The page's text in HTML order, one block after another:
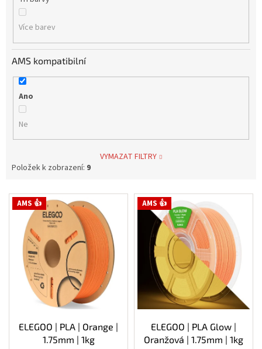
Více barev
AMS kompatibilní
Ano
Ne
VYMAZAT FILTRY
Položek k zobrazení: 9
V AMS 👍
ELEGOO | PLA | Orange |
1.75mm | 1kg
AMS 👍
ELEGOO | PLA Glow |
Oranžová | 1.75mm | 1kg